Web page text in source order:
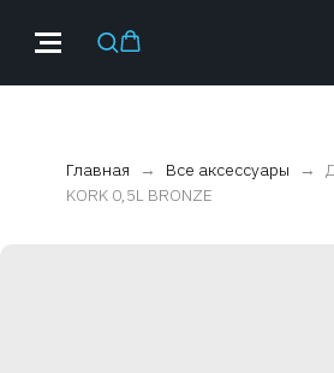
Главная Все аксессуары
KORK 0,5L BRONZE